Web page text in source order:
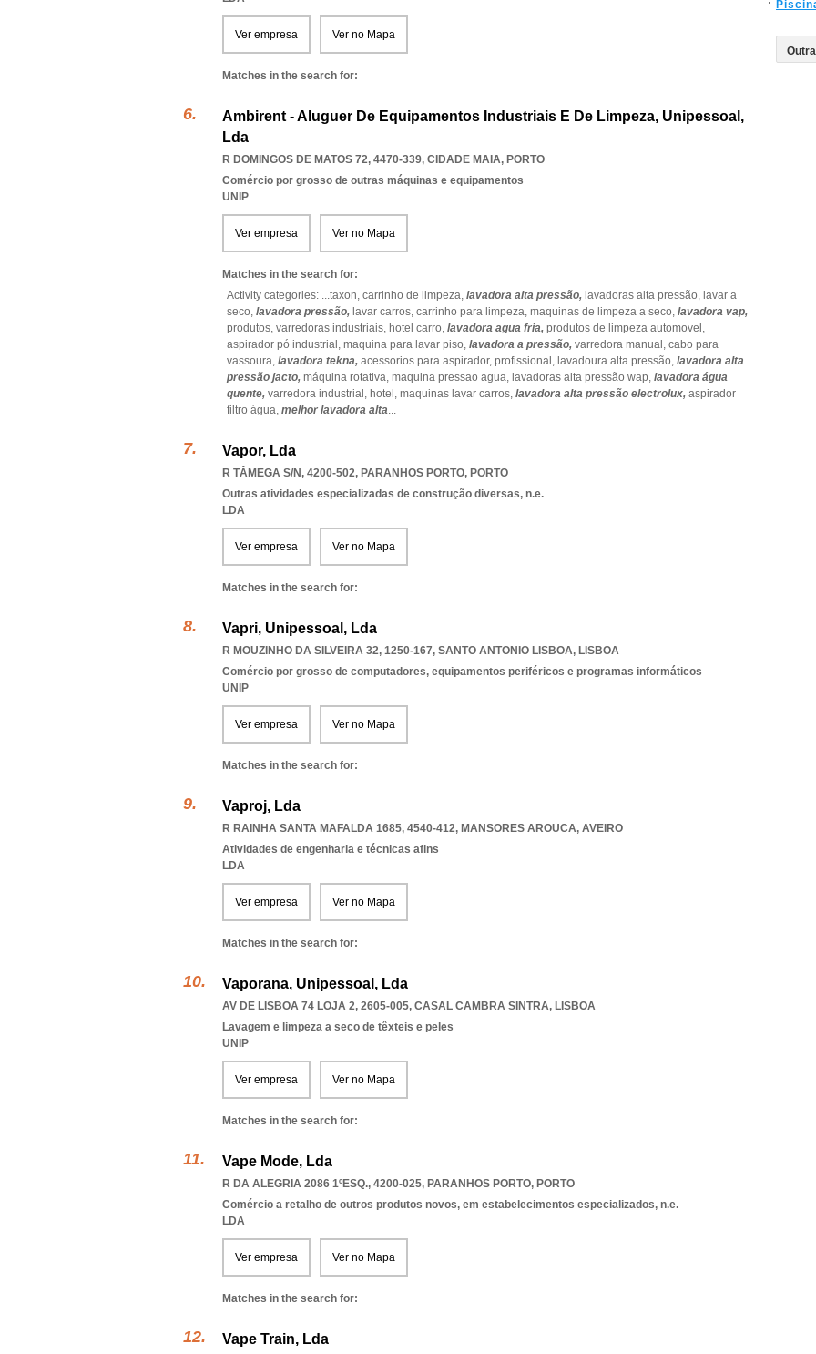
Ver empresa Ver no Mapa
Matches in the search for:
Ambirent - Aluguer De Equipamentos Industriais E De Limpeza, Unipessoal,
Lda
R DOMINGOS DE MATOS 72, 4470-339, CIDADE MAIA, PORTO
Comércio por grosso de outras máquinas e equipamentos
UNIP
Ver empresa Ver no Mapa
Matches in the search for:
Activity categories: ...taxon, carrinho de limpeza, lavadora alta pressão, lavadoras alta pressão, lavar a
seco, lavadora pressão, lavar carros, carrinho para limpeza, maquinas de limpeza a seco, lavadora vap,
produtos, varredoras industriais, hotel carro, lavadora agua fria, produtos de limpeza automovel,
aspirador pó industrial, maquina para lavar piso, lavadora a pressão, varredora manual, cabo para
vassoura, lavadora tekna, acessorios para aspirador, profissional, lavadoura alta pressão, lavadora alta
pressão jacto, máquina rotativa, maquina pressao agua, lavadoras alta pressão wap, lavadora água
quente, varredora industrial, hotel, maquinas lavar carros, lavadora alta pressão electrolux, aspirador
filtro água, melhor lavadora alta...
Vapor, Lda
R TÂMEGA S/N, 4200-502, PARANHOS PORTO, PORTO
Outras atividades especializadas de construção diversas, n.e.
LDA
Ver empresa Ver no Mapa
Matches in the search for:
Vapri, Unipessoal, Lda
R MOUZINHO DA SILVEIRA 32, 1250-167, SANTO ANTONIO LISBOA, LISBOA
Comércio por grosso de computadores, equipamentos periféricos e programas informáticos
UNIP
Ver empresa Ver no Mapa
Matches in the search for:
Vaproj, Lda
R RAINHA SANTA MAFALDA 1685, 4540-412, MANSORES AROUCA, AVEIRO
Atividades de engenharia e técnicas afins
LDA
Ver empresa Ver no Mapa
Matches in the search for:
Vaporana, Unipessoal, Lda
AV DE LISBOA 74 LOJA 2, 2605-005, CASAL CAMBRA SINTRA, LISBOA
Lavagem e limpeza a seco de têxteis e peles
UNIP
Ver empresa Ver no Mapa
Matches in the search for:
Vape Mode, Lda
R DA ALEGRIA 2086 1ºESQ., 4200-025, PARANHOS PORTO, PORTO
Comércio a retalho de outros produtos novos, em estabelecimentos especializados, n.e.
LDA
Ver empresa Ver no Mapa
Matches in the search for:
Vape Train, Lda